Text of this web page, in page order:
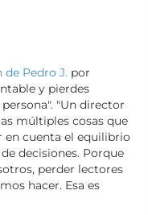
Pedro J. por
y pierdes
"Un director
múltiples cosas que
en cuenta el equilibrio
decisiones. Porque
perder lectores
hacer. Esa es